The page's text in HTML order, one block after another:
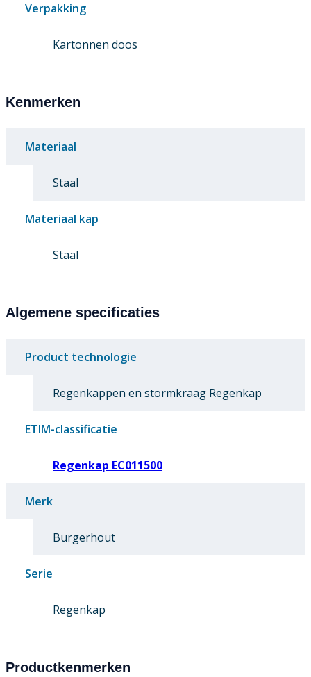
Verpakking
Kartonnen doos
Kenmerken
Materiaal
Staal
Materiaal kap
Staal
Algemene specificaties
Product technologie
Regenkappen en stormkraag Regenkap
ETIM-classificatie
Regenkap EC011500
Merk
Burgerhout
Serie
Regenkap
Productkenmerken